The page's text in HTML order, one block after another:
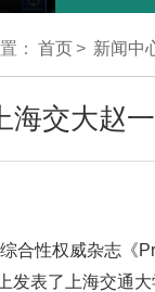
： 首页> 新闻中
上海交大赵
合性权威杂志《
发表了上海交通